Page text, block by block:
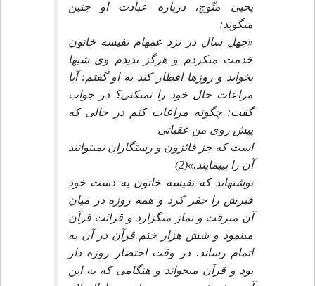
يحيى متّوج، درباره عبادت او چنين
مى‏گويد:
«چهل سال در نزد عمه‏ام نفيسه خاتون
خدمت مى‏كردم و هرگز نديدم وى شب‏ها
بخوابد و روزها افطار كند به او گفتم: آيا
مراعات حال خود را نمى‏كنى؟ در جواب
گفت: چگونه مراعات كنم در حالى كه
پيش روى من عقباتى
است كه جز فائزون و رستگاران نمى‏توانند
آن را بپيمايند.»(2)
نوشته‏اند كه نفيسه خاتون به دست خود
قبرش را حفر كرد و همه روزه در ميان
آن مى‏رفت و نماز مى‏گزارد و قرائت قرآن
مى‏نمود و شش هزار ختم قرآن در آن به
اتمام رساند. در وقت احتضار روزه دار
بود و قرآن مى‏خواند و هنگامى كه به اين